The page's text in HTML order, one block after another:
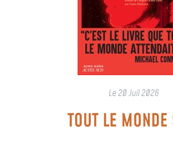
Le20 Juil 2026
TOUT LE